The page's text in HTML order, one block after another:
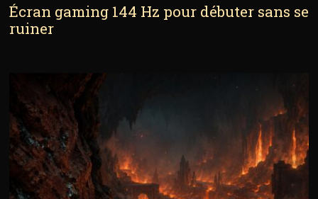
Écran gaming 144 Hz pour débuter sans se
ruiner